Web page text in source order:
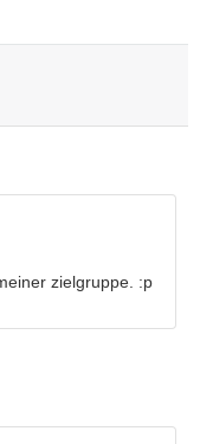
zielgruppe. :p